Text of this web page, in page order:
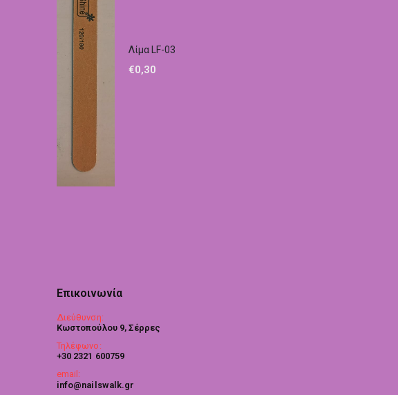
Λίμα LF-03
€0,30
Επικοινωνία
Διεύθυνση:
Κωστοπούλου 9, Σέρρες
Τηλέφωνο:
+30 2321 600759
email:
info@nailswalk.gr